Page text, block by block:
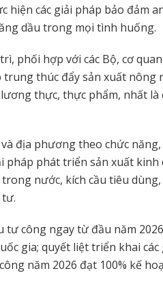
hiện các giải pháp bảo đảm
dầu trong mọi tình huống.
phối hợp với các Bộ, cơ
thúc đẩy sản xuất nông
thực, thực phẩm, nhất là
địa phương theo chức
pháp phát triển sản xuất kinh
nước, kích cầu tiêu dùng,
công ngay từ đầu năm
gia; quyết liệt triển khai các
năm 2026 đạt 100% kế